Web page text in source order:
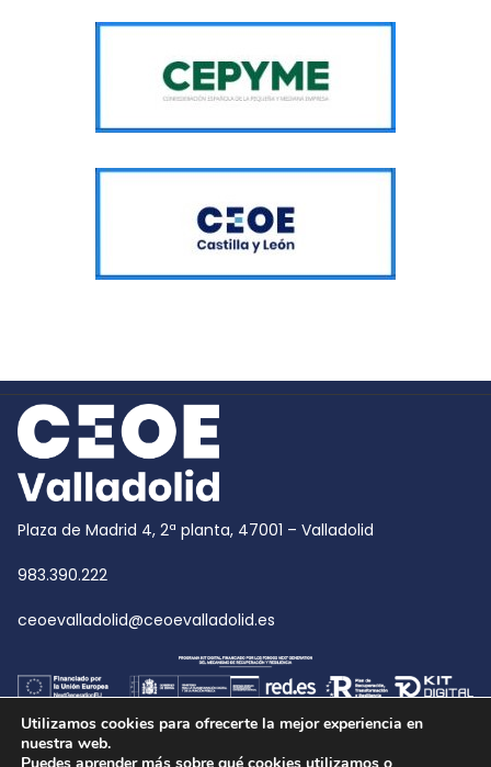
Plaza de Madrid 4, 2ª planta, 47001 – Valladolid
983.390.222
ceoevalladolid@ceoevalladolid.es
Utilizamos cookies para ofrecerte la mejor experiencia en
nuestra web.